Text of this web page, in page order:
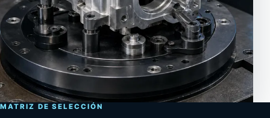
MATRIZ DE SELECCIÓN